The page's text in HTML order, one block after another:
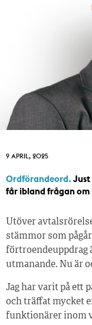
9 APRIL, 2025
Ordförandeord.
får ibland frågan om
Utöver
stämmor som
förtroendeuppdrag
utmanande. Nu är
Jag har varit på ett
och träffat mycket
funktionärer inom